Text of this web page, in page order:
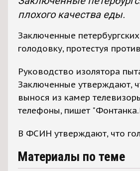
плохого качества еды.
Заключенные
голодовку, протестуя
Руководство изолятора
Заключенные утверждают,
вынося из камер
телефоны, пишет
В ФСИН утверждают, что
Материалы по теме